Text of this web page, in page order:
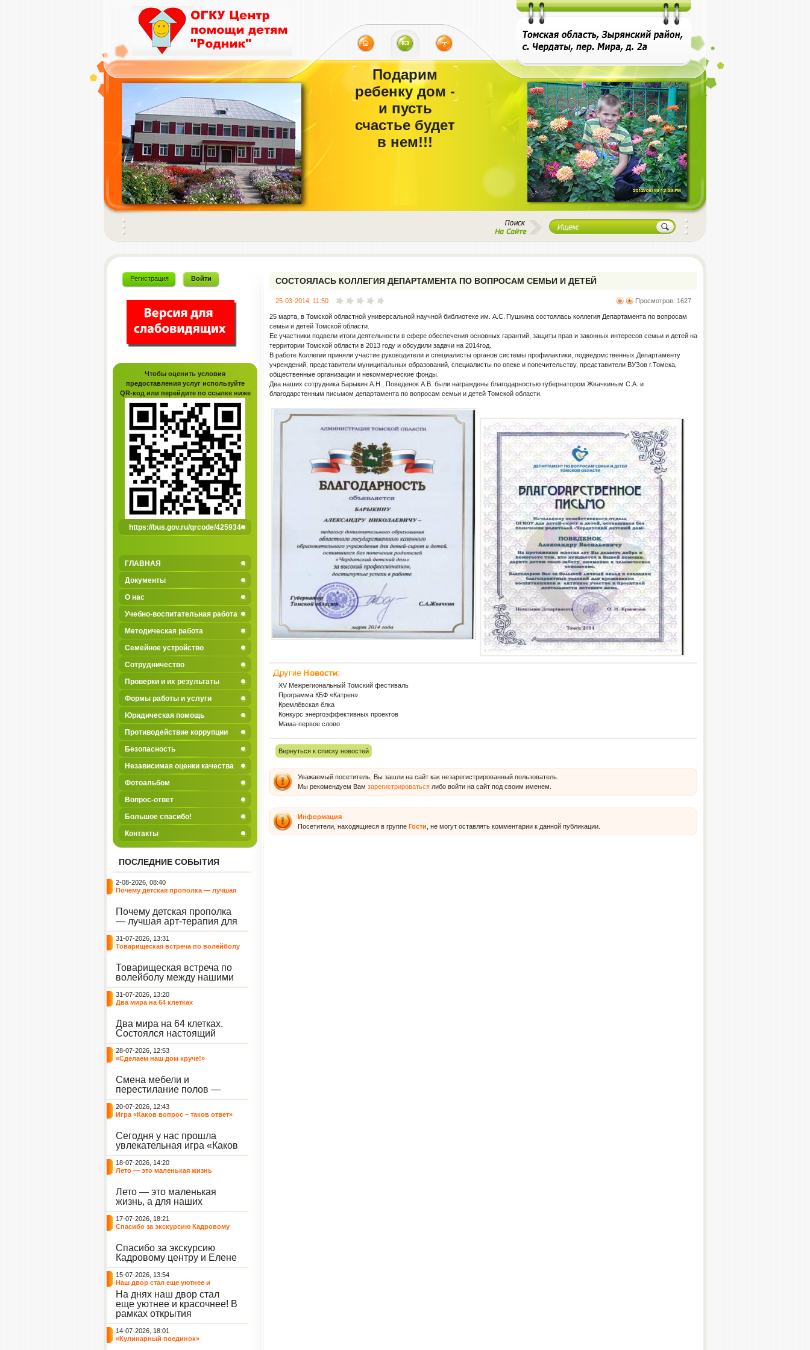
Подарим
ребенку дом -
и пусть
счастье будет
в нем!!!
Регистрация Войти
Чтобы оценить условия
предоставления услуг используйте
QR-код или перейдите по ссылке ниже
https://bus.gov.ru/qrcode/425934
ГЛАВНАЯ
Документы
О нас
Учебно-воспитательная работа
Методическая работа
Семейное устройство
Сотрудничество
Проверки и их результаты
Формы работы и услуги
Юридическая помощь
Противодействие коррупции
Безопасность
Независимая оценки качества
Фотоальбом
Вопрос-ответ
Большое спасибо!
Контакты
ПОСЛЕДНИЕ СОБЫТИЯ
2-08-2026, 08:40
Почему детская прополка — лучшая
Почему детская прополка
— лучшая арт-терапия для
воспитателя?
31-07-2026, 13:31
Товарищеская встреча по волейболу
Товарищеская встреча по
волейболу между нашими
воспитанниками и
сельскими ребятами.
31-07-2026, 13:20
Два мира на 64 клетках
Два мира на 64 клетках.
Состоялся настоящий
интеллектуальный
праздник — турнир по
шахматам и шашкам.
небывалый ажиотаж среди
воспитанников, превратив
тихие залы центра в арену
напряжённых поединков,
громких аплодисментов и
жарких обсуждений.
28-07-2026, 12:53
«Сделаем наш дом круче!»
Смена мебели и
перестилание полов —
дело рук профессионалов.
А вот создание настоящего
домашнего уюта — задача
этой неделе ребята взяли
инициативу в свои руки и
устроили масштабную
генеральную уборку
жилого корпуса.
20-07-2026, 12:43
Игра «Каков вопрос – таков ответ»
Сегодня у нас прошла
увлекательная игра «Каков
вопрос – таков ответ»,
которая собрала самых
любознательных
игры выступил наш
воспитанник - Константин
Н., который по праву носит
звание самого читающего
и эрудированного
участника наших
мероприятий.
18-07-2026, 14:20
Лето — это маленькая жизнь
Лето — это маленькая
жизнь, а для наших
воспитанниц оно
наполнено открытиями. В
один из теплых дней мы
пластилин, книги и конечно
же телефоны, чтобы
отправиться на небольшую
цветочную охоту в
ближайший луг.
17-07-2026, 18:21
Спасибо за экскурсию Кадровому
Спасибо за экскурсию
Кадровому центру и Елене
Романовне за тёплую
встречу.
15-07-2026, 13:54
Наш двор стал еще уютнее и
красочнее!
На днях наш двор стал
еще уютнее и красочнее! В
рамках открытия
Социальной гостиной
нашего Центра, перед
воспитанниками была
14-07-2026, 18:01
«Кулинарный поединок»
СОСТОЯЛАСЬ КОЛЛЕГИЯ ДЕПАРТАМЕНТА ПО ВОПРОСАМ СЕМЬИ И ДЕТЕЙ
25-03-2014, 11:50 Просмотров: 1627
25 марта, в Томской областной универсальной научной библиотеке им. А.С. Пушкина состоялась коллегия Департамента по вопросам
семьи и детей Томской области.
Ее участники подвели итоги деятельности в сфере обеспечения основных гарантий, защиты прав и законных интересов семьи и детей на
территории Томской области в 2013 году и обсудили задачи на 2014год.
В работе Коллегии приняли участие руководители и специалисты органов системы профилактики, подведомственных Департаменту
учреждений, представители муниципальных образований, специалисты по опеке и попечительству, представители ВУЗов г.Томска,
общественные организации и некоммерческие фонды.
Два наших сотрудника Барыкин А.Н., Поведенок А.В. были награждены благодарностью губернатором Жвачкиным С.А. и
благодарстенным письмом департамента по вопросам семьи и детей Томской области.
XV Межрегиональный Томский фестиваль
Программа КБФ «Катрен»
Кремлёвская ёлка
Конкурс энергоэффективных проектов
Мама-первое слово
Вернуться к списку новостей
Уважаемый посетитель, Вы зашли на сайт как незарегистрированный пользователь.
Мы рекомендуем Вам зарегистрироваться либо войти на сайт под своим именем.
Информация
Посетители, находящиеся в группе Гости , не могут оставлять комментарии к данной публикации.